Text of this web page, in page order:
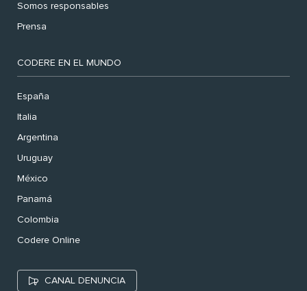
Somos responsables
Prensa
CODERE EN EL MUNDO
España
Italia
Argentina
Uruguay
México
Panamá
Colombia
Codere Online
CANAL DENUNCIA